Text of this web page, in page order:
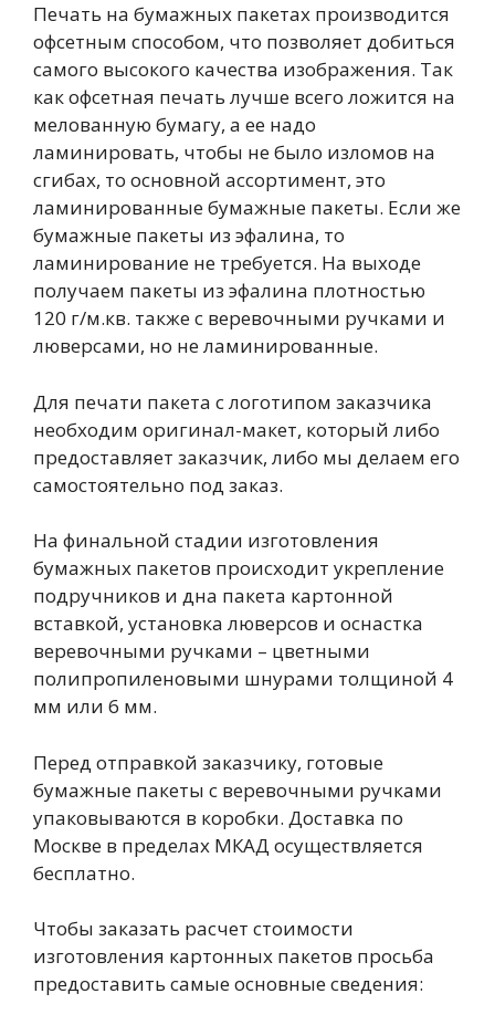
Печать на бумажных пакетах производится
офсетным способом, что позволяет добиться
самого высокого качества изображения. Так
как офсетная печать лучше всего ложится на
мелованную бумагу, а ее надо
ламинировать, чтобы не было изломов на
сгибах, то основной ассортимент, это
ламинированные бумажные пакеты. Если же
бумажные пакеты из эфалина, то
ламинирование не требуется. На выходе
получаем пакеты из эфалина плотностью
120 г/м.кв. также с веревочными ручками и
люверсами, но не ламинированные.
Для печати пакета с логотипом заказчика
необходим оригинал-макет, который либо
предоставляет заказчик, либо мы делаем его
самостоятельно под заказ.
На финальной стадии изготовления
бумажных пакетов происходит укрепление
подручников и дна пакета картонной
вставкой, установка люверсов и оснастка
веревочными ручками – цветными
полипропиленовыми шнурами толщиной 4
мм или 6 мм.
Перед отправкой заказчику, готовые
бумажные пакеты с веревочными ручками
упаковываются в коробки. Доставка по
Москве в пределах МКАД осуществляется
бесплатно.
Чтобы заказать расчет стоимости
изготовления картонных пакетов просьба
предоставить самые основные сведения: